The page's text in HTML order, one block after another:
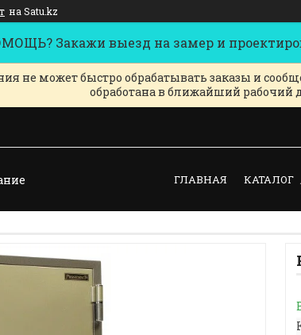
на Satu.kz
Закажи выезд на замер и
не может быстро обрабатывать заказы и
обработана в ближайший рабочий
ГЛАВНАЯ КАТАЛОГ